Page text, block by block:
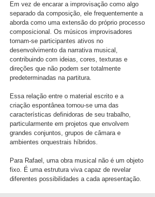
Em vez de encarar a improvisação como algo
separado da composição, ele frequentemente a
aborda como uma extensão do próprio processo
composicional. Os músicos improvisadores
tornam-se participantes ativos no
desenvolvimento da narrativa musical,
contribuindo com ideias, cores, texturas e
direções que não podem ser totalmente
predeterminadas na partitura.
Essa relação entre o material escrito e a
criação espontânea tornou-se uma das
características definidoras de seu trabalho,
particularmente em projetos que envolvem
grandes conjuntos, grupos de câmara e
ambientes orquestrais híbridos.
Para Rafael, uma obra musical não é um objeto
fixo. É uma estrutura viva capaz de revelar
diferentes possibilidades a cada apresentação.